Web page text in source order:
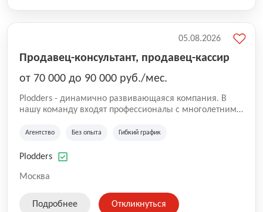
Продавец-консультант, продавец-кассир
от 70 000 до 90 000 руб./мес.
Plodders - динамично развивающаяся компания. В
нашу команду входят профессионалы с многолетним
на рынке аутсорсинга, а накопленный опыт позволяют
оказываемых услуг.
Агентство Без опыта Гибкий график
Plodders
Москва
05.08.2026
Подробнее Откликнуться